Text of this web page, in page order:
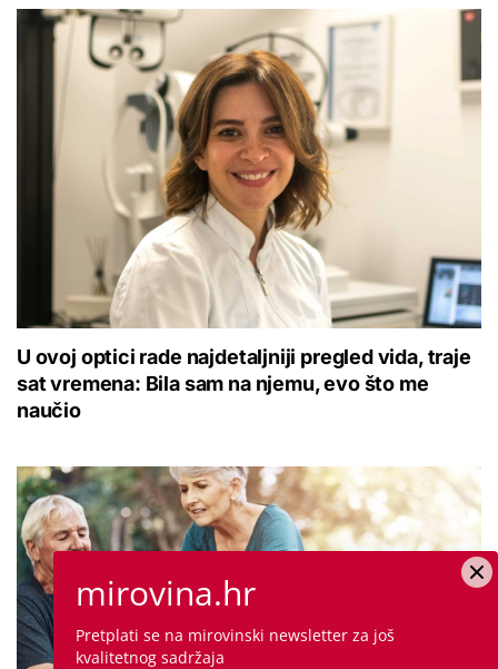
U ovoj optici rade najdetaljniji pregled vida, traje
sat vremena: Bila sam na njemu, evo što me
naučio
mirovina.hr
Pretplati se na mirovinski newsletter za još
kvalitetnog sadržaja